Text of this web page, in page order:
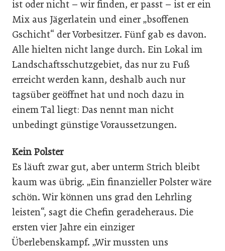
ist oder nicht – wir finden, er passt – ist er ein
Mix aus Jägerlatein und einer „bsoffenen
Gschicht“ der Vorbesitzer. Fünf gab es davon.
Alle hielten nicht lange durch. Ein Lokal im
Landschaftsschutzgebiet, das nur zu Fuß
erreicht werden kann, deshalb auch nur
tagsüber geöffnet hat und noch dazu in
einem Tal liegt: Das nennt man nicht
unbedingt günstige Voraussetzungen.
Kein Polster
Es läuft zwar gut, aber unterm Strich bleibt
kaum was übrig. „Ein finanzieller Polster wäre
schön. Wir können uns grad den Lehrling
leisten“, sagt die Chefin geradeheraus. Die
ersten vier Jahre ein einziger
Überlebenskampf. „Wir mussten uns